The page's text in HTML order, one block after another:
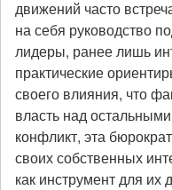
движений часто
на себя руководство
лидеры, ранее лишь
практические
своего влияния, что
власть над
конфликт, эта
своих собственных
как инструмент для их